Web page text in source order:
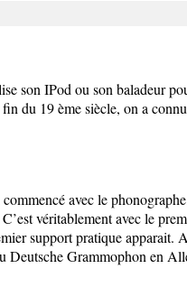
son IPod ou son baladeur
du 19 ème siècle, on a
avec le
véritablement avec le
support pratique apparait.
Deutsche Grammophon en